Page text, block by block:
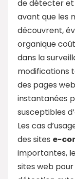
de détecter et
avant que les
découvrent,
organique
dans la
modifications
des pages
instantanées
susceptibles
Les cas
des sites e-
importantes,
sites web